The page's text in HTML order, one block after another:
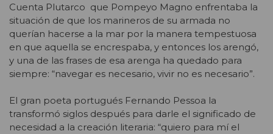
Cuenta Plutarco que Pompeyo Magno enfrentaba la
situación de que los marineros de su armada no
querían hacerse a la mar por la manera tempestuosa
en que aquella se encrespaba, y entonces los arengó,
y una de las frases de esa arenga ha quedado para
siempre: “navegar es necesario, vivir no es necesario”.
El gran poeta portugués Fernando Pessoa la
transformó siglos después para darle el significado de
necesidad a la creación literaria: “quiero para mí el